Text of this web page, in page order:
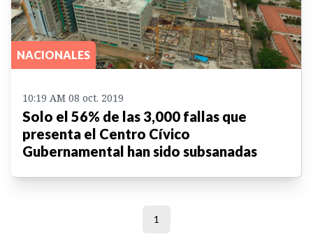
NACIONALES
10:19 AM 08 oct. 2019
Solo el 56% de las 3,000 fallas que
presenta el Centro Cívico
Gubernamental han sido subsanadas
1